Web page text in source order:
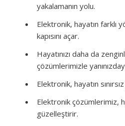
yakalamanın yolu.
Elektronik, hayatın farklı
kapısını açar.
Hayatınızı daha da
çözümlerimizle
Elektronik, hayatın
Elektronik çözümlerimiz,
güzelleştirir.